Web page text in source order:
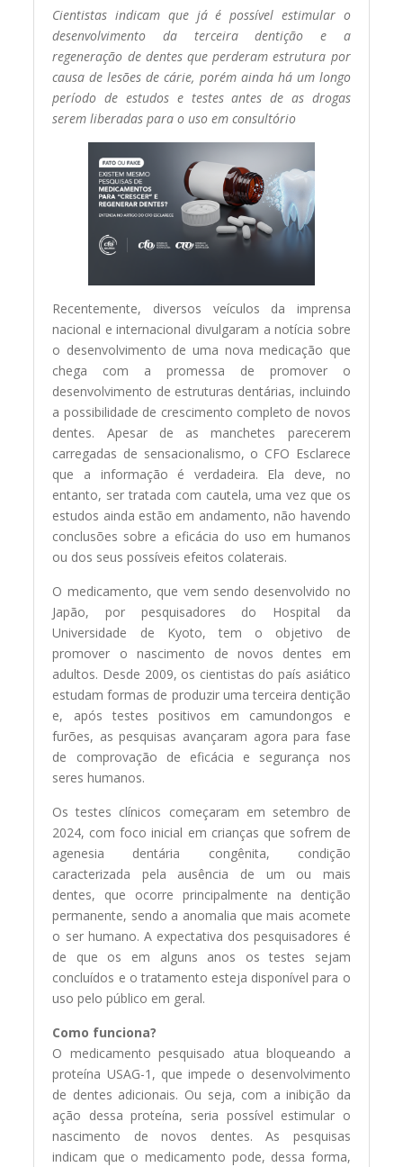
Cientistas indicam que já é possível estimular o
desenvolvimento da terceira dentição e a
regeneração de dentes que perderam estrutura por
causa de lesões de cárie, porém ainda há um longo
período de estudos e testes antes de as drogas
serem liberadas para o uso em consultório
Recentemente, diversos veículos da imprensa
nacional e internacional divulgaram a notícia sobre
o desenvolvimento de uma nova medicação que
chega com a promessa de promover o
desenvolvimento de estruturas dentárias, incluindo
a possibilidade de crescimento completo de novos
dentes. Apesar de as manchetes parecerem
carregadas de sensacionalismo, o CFO Esclarece
que a informação é verdadeira. Ela deve, no
entanto, ser tratada com cautela, uma vez que os
estudos ainda estão em andamento, não havendo
conclusões sobre a eficácia do uso em humanos
ou dos seus possíveis efeitos colaterais.
O medicamento, que vem sendo desenvolvido no
Japão, por pesquisadores do Hospital da
Universidade de Kyoto, tem o objetivo de
promover o nascimento de novos dentes em
adultos. Desde 2009, os cientistas do país asiático
estudam formas de produzir uma terceira dentição
e, após testes positivos em camundongos e
furões, as pesquisas avançaram agora para fase
de comprovação de eficácia e segurança nos
seres humanos.
Os testes clínicos começaram em setembro de
2024, com foco inicial em crianças que sofrem de
agenesia dentária congênita, condição
caracterizada pela ausência de um ou mais
dentes, que ocorre principalmente na dentição
permanente, sendo a anomalia que mais acomete
o ser humano. A expectativa dos pesquisadores é
de que os em alguns anos os testes sejam
concluídos e o tratamento esteja disponível para o
uso pelo público em geral.
Como funciona?
O medicamento pesquisado atua bloqueando a
proteína USAG-1, que impede o desenvolvimento
de dentes adicionais. Ou seja, com a inibição da
ação dessa proteína, seria possível estimular o
nascimento de novos dentes. As pesquisas
indicam que o medicamento pode, dessa forma,